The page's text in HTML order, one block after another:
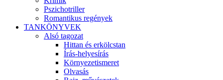
Pszichotriller
Romantikus regények
TANKÖNYVEK
Alsó tagozat
Hittan és erkölcstan
Írás-helyesírás
Környezetismeret
Olvasás